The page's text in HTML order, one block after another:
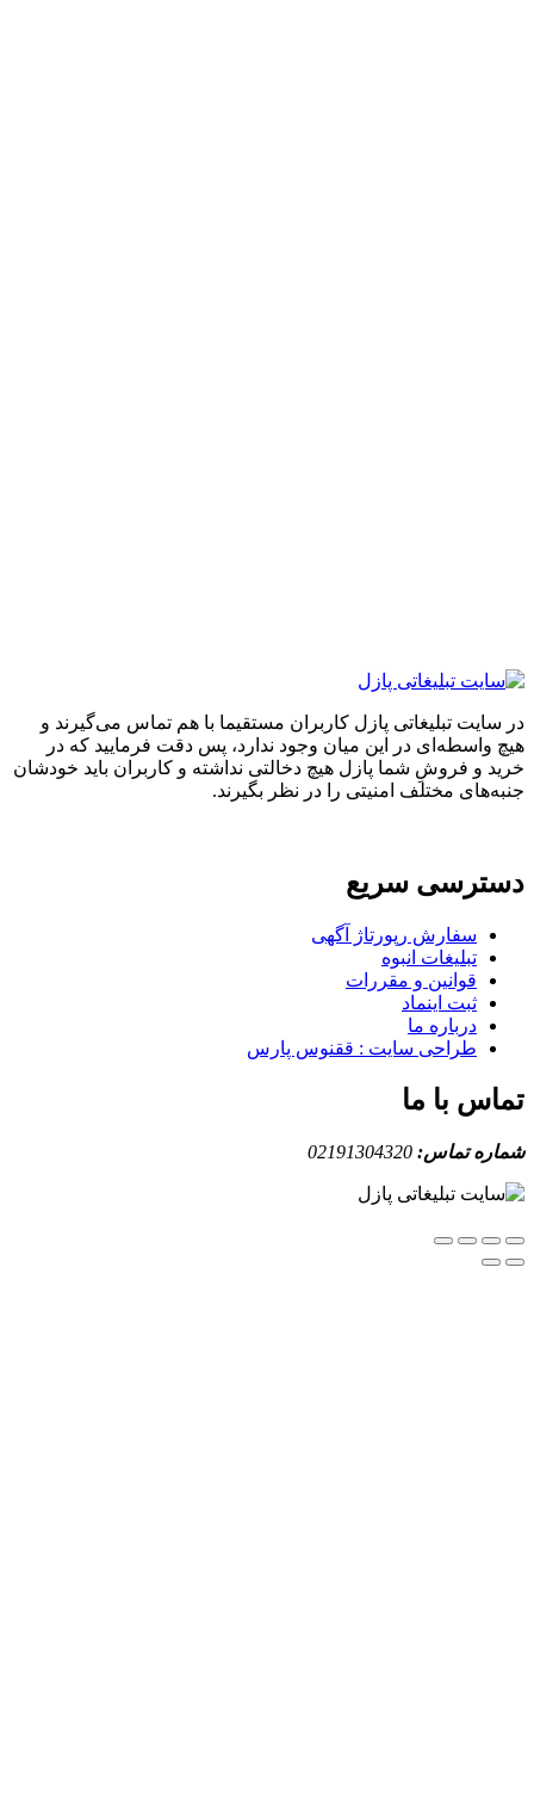
تبلیغاتی پازل کاربران مستقیما با هم تماس می‌گیرند و
در این میان وجود ندارد، پس دقت فرمایید که در
و فروشِ شما پازل هیچ دخالتی نداشته و کاربران باید خودشان
مختلف امنیتی را در نظر بگیرند.
سریع
سفارش رپورتاژ آگهی
تبلیغات انبوه
قوانین و مقررات
ثبت اینماد
درباره ما
طراحی سایت : ققنوس پارس
با ما
تماس:02191304320